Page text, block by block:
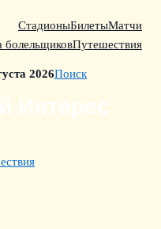
СтадионыБилетыМатчи
болельщиковПутешествия
2026Поиск